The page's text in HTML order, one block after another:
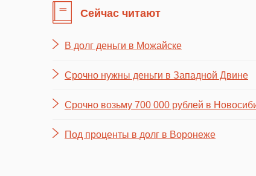
Сейчас читают
В долг деньги в Можайске
Срочно нужны деньги в Западной Двине
Срочно возьму 700 000 рублей в
Под проценты в долг в Воронеже